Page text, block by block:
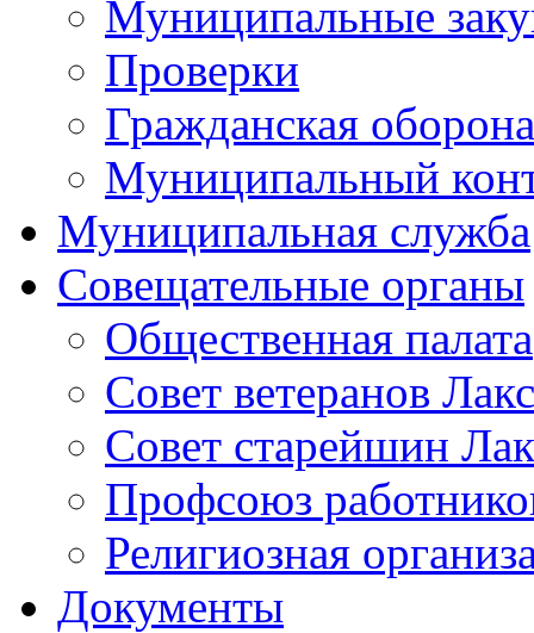
Муниципальные
Проверки
Гражданская
Муниципальный
Муниципальная служба
Совещательные органы
Общественная палата
Совет ветеранов
Совет старейшин
Профсоюз
Религиозная
Документы